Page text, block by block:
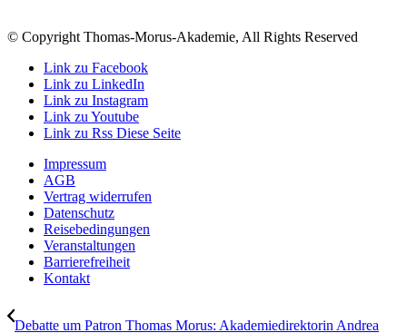
© Copyright Thomas-Morus-Akademie, All Rights Reserved
Link zu Facebook
Link zu LinkedIn
Link zu Instagram
Link zu Youtube
Link zu Rss Diese Seite
Impressum
AGB
Vertrag widerrufen
Datenschutz
Reisebedingungen
Veranstaltungen
Barrierefreiheit
Kontakt
Debatte um Patron Thomas Morus: Akademiedirektorin Andrea